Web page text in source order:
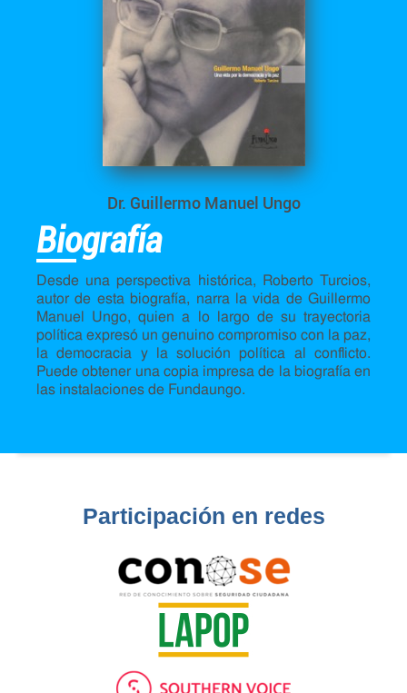
Dr. Guillermo Manuel Ungo
Biografía
Desde una perspectiva histórica, Roberto Turcios,
autor de esta biografía, narra la vida de Guillermo
Manuel Ungo, quien a lo largo de su trayectoria
política expresó un genuino compromiso con la paz,
la democracia y la solución política al conflicto.
Puede obtener una copia impresa de la biografía en
las instalaciones de Fundaungo.
Participación en redes